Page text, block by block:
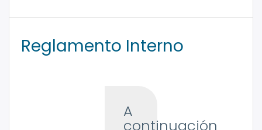
Reglamento Interno
A
continuación